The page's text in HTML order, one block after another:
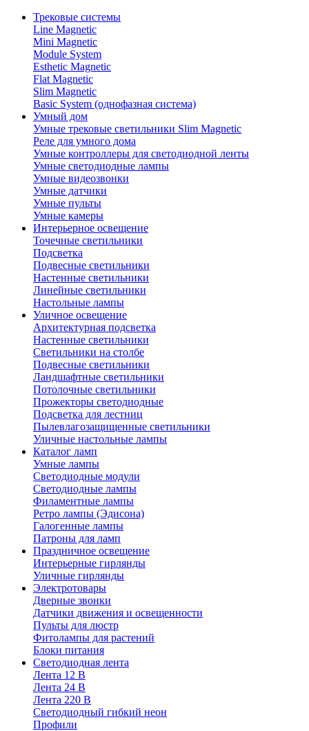
Трековые системы
Line Magnetic
Mini Magnetic
Module System
Esthetic Magnetic
Flat Magnetic
Slim Magnetic
Basic System (однофазная система)
Умный дом
Умные трековые светильники Slim Magnetic
Реле для умного дома
Умные контроллеры для светодиодной ленты
Умные светодиодные лампы
Умные видеозвонки
Умные датчики
Умные пульты
Умные камеры
Интерьерное освещение
Точечные светильники
Подсветка
Подвесные светильники
Настенные светильники
Линейные светильники
Настольные лампы
Уличное освещение
Архитектурная подсветка
Настенные светильники
Светильники на столбе
Подвесные светильники
Ландшафтные светильники
Потолочные светильники
Прожекторы светодиодные
Подсветка для лестниц
Пылевлагозащищенные светильники
Уличные настольные лампы
Каталог ламп
Умные лампы
Светодиодные модули
Светодиодные лампы
Филаментные лампы
Ретро лампы (Эдисона)
Галогенные лампы
Патроны для ламп
Праздничное освещение
Интерьерные гирлянды
Уличные гирлянды
Электротовары
Дверные звонки
Датчики движения и освещенности
Пульты для люстр
Фитолампы для растений
Блоки питания
Светодиодная лента
Лента 12 В
Лента 24 В
Лента 220 В
Светодиодный гибкий неон
Профили